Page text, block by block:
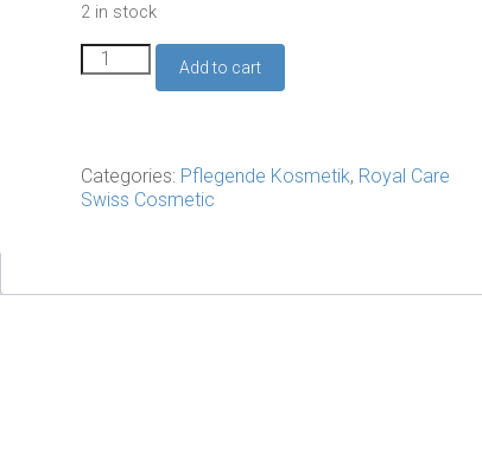
2 in stock
Wild
Yams
Add to cart
Categories: Pflegende Kosmetik, Royal Care
Swiss Cosmetic